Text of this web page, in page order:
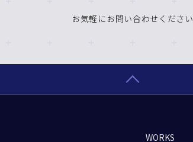
お気軽にお問い合わせください
WORKS